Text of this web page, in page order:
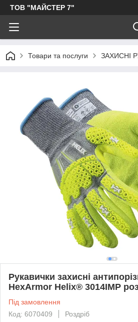
ТОВ "МАЙСТЕР 7"
Товари та послуги ЗАХИСНІ
Рукавички захисні
HexArmor Helix® 3014IMP
Під замовлення
Код: 6070409
Роздріб